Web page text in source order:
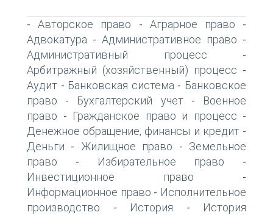
-Авторское право - Аграрное право -
Адвокатура - Административное право -
Административный процесс -
Арбитражный (хозяйственный) процесс -
Аудит - Банковская система - Банковское
право - Бухгалтерский учет-
Военное
право - Гражданское право и процесс -
Денежное обращение, финансы и кредит-
Деньги - Жилищное право - Земельное
право - Избирательное право -
Инвестиционное право -
Информационное право - Исполнительное
производство - История -
История